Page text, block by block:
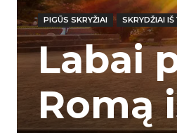
PIGŪS SKRYŽIAI SKRYDŽIAI IŠ
Labai
Romą